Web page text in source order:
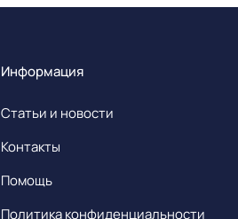
Информация
Статьи и новости
Контакты
Помощь
Политика конфиденциальности